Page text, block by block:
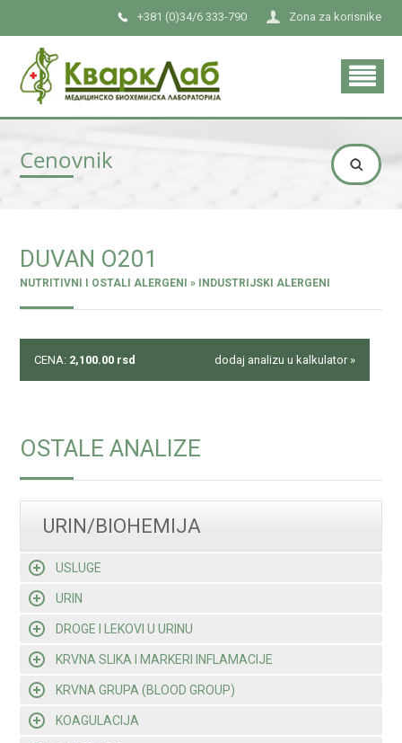
Zona za korisnike
+381 (0)34/6 333-790
Cenovnik
DUVAN O201
NUTRITIVNI I OSTALI ALERGENI » INDUSTRIJSKI ALERGENI
CENA: 2,100.00 rsd dodaj analizu u kalkulator »
OSTALE ANALIZE
URIN/BIOHEMIJA
USLUGE
URIN
DROGE I LEKOVI U URINU
KRVNA SLIKA I MARKERI INFLAMACIJE
KRVNA GRUPA (BLOOD GROUP)
KOAGULACIJA